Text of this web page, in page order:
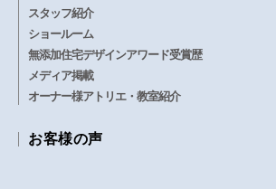
スタッフ紹介
ショールーム
無添加住宅デザインアワード受賞歴
メディア掲載
オーナー様アトリエ・教室紹介
お客様の声